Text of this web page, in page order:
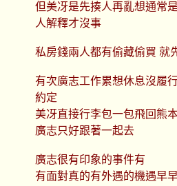
但美冴是先揍人再亂想通常
人解釋才沒事
私房錢兩人都有偷藏偷買 就
有次廣志工作累想休息沒履
約定
美冴直接行李包一包飛回熊
廣志只好跟著一起去
廣志很有印象的事件有
有面對真的有外遇的機遇早